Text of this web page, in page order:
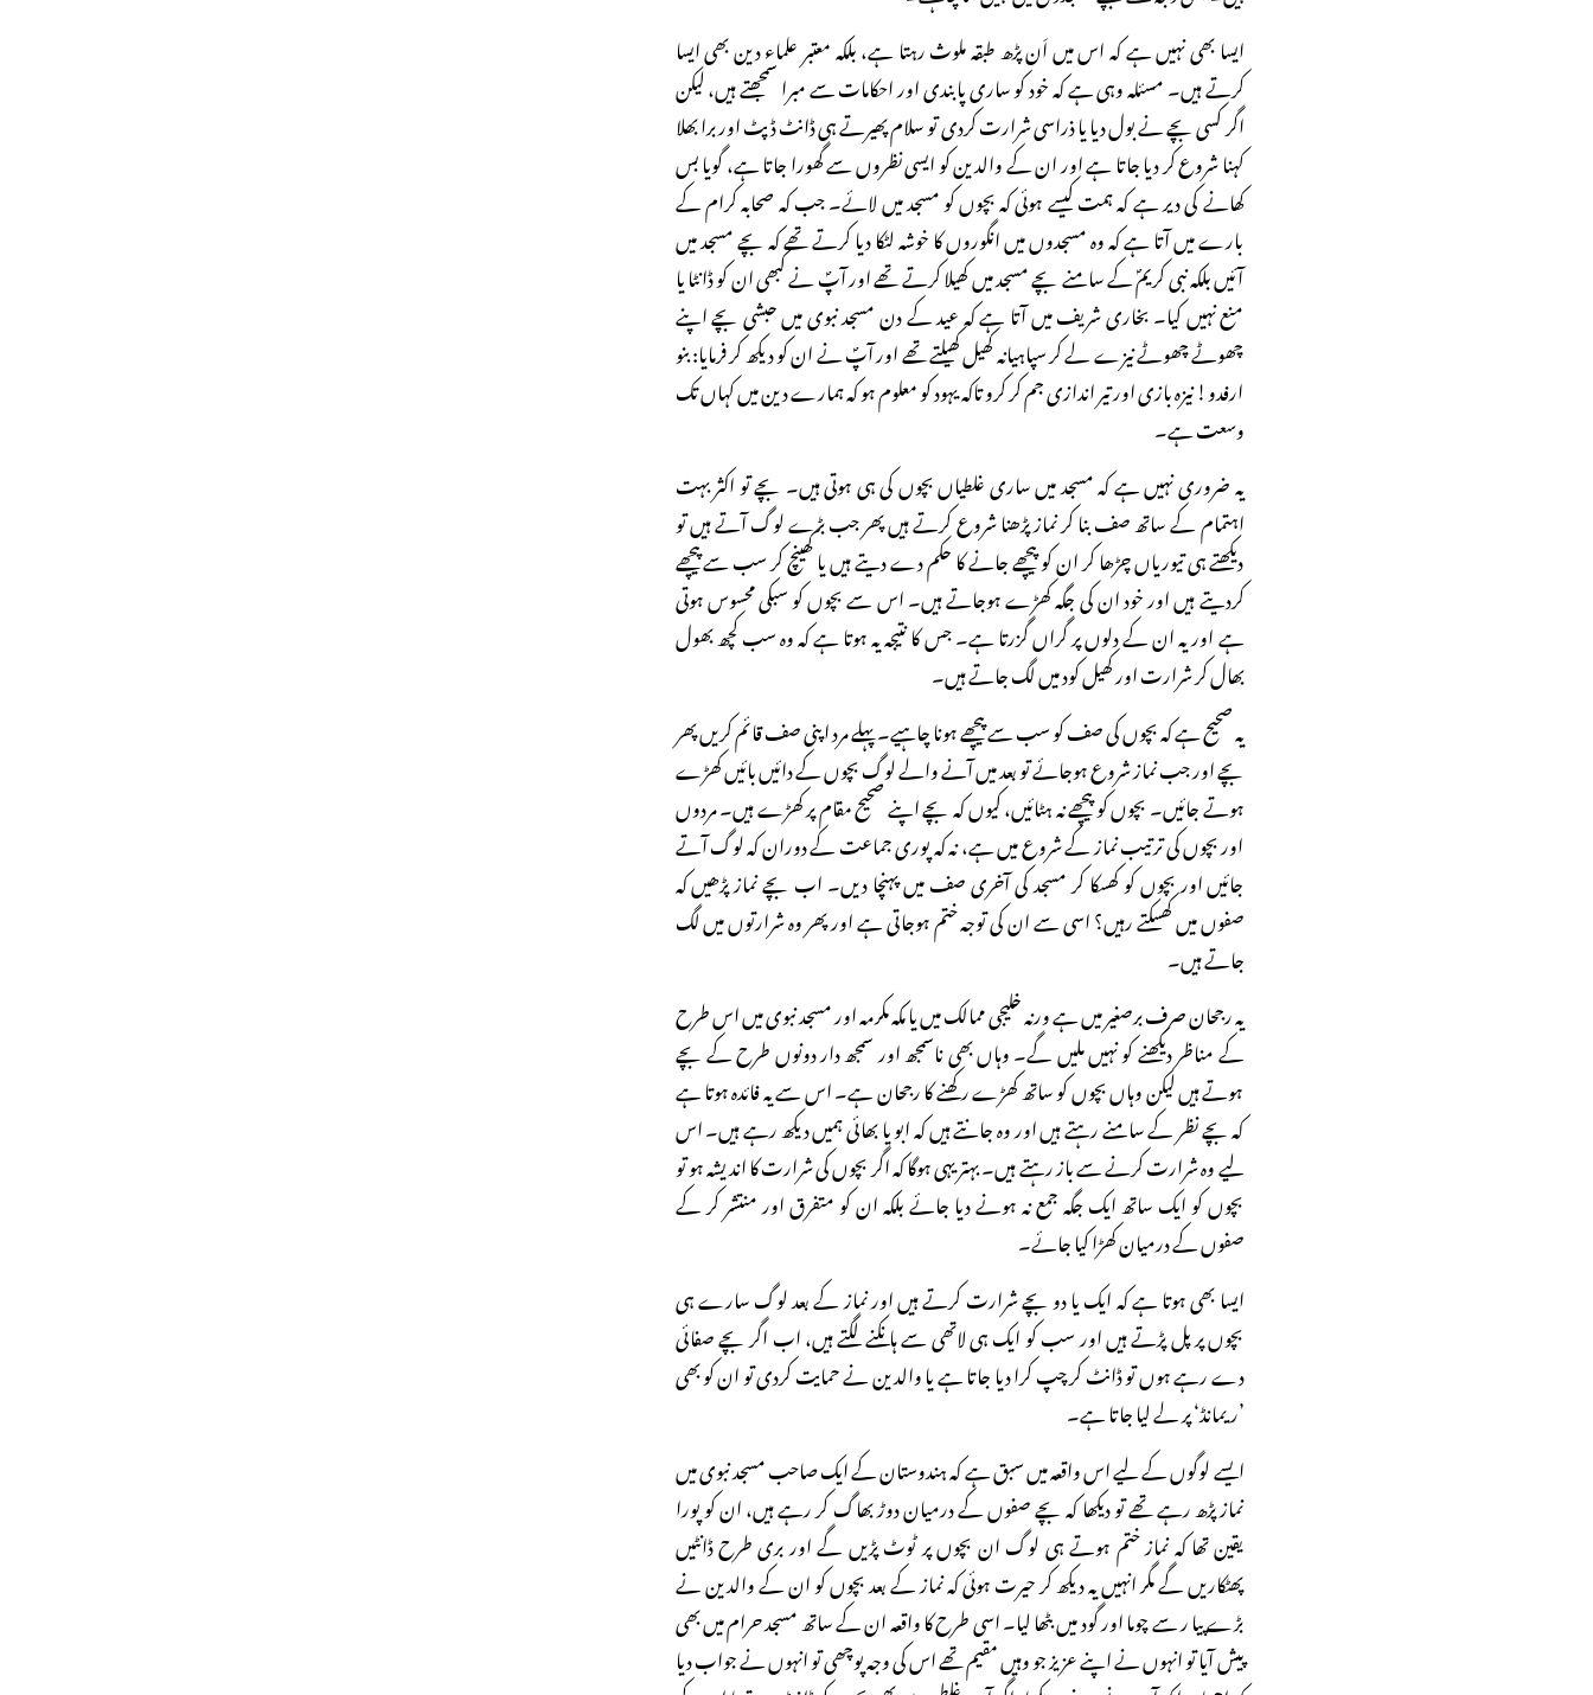
ایسا بھی نہیں ہے کہ اس میں اَن پڑھ طبقہ ملوث رہتا ہے، بلکہ معتبر علماء دین بھی ایسا
کرتے ہیں۔ مسئلہ وہی ہے کہ خود کو ساری پابندی اور احکامات سے مبرا سمجھتے ہیں، لیکن
اگر کسی بچے نے بول دیا یا ذراسی شرارت کردی تو سلام پھیرتے ہی ڈانٹ ڈپٹ اور برا بھلا
کہنا شروع کر دیا جاتا ہے اور ان کے والدین کو ایسی نظروں سے گھورا جاتا ہے، گویا بس
کھانے کی دیر ہے کہ ہمت کیسے ہوئی کہ بچوں کو مسجد میں لائے۔ جب کہ صحابہ کرام کے
بارے میں آتا ہے کہ وہ مسجدوں میں انگوروں کا خوشہ لٹکا دیا کرتے تھے کہ بچے مسجد میں
آئیں بلکہ نبی کریمؐ کے سامنے بچے مسجد میں کھیلا کرتے تھے اور آپؐ نے کبھی ان کو ڈانٹا یا
منع نہیں کیا۔ بخاری شریف میں آتا ہے کہ عید کے دن مسجد نبوی میں حبشی بچے اپنے
چھوٹے چھوٹے نیزے لے کر سپاہیانہ کھیل کھیلتے تھے اور آپؐ نے ان کو دیکھ کر فرمایا: بنو
ارفدو! نیزہ بازی اور تیر اندازی جم کر کرو تاکہ یہود کو معلوم ہو کہ ہمارے دین میں کہاں تک
وسعت ہے۔
یہ ضروری نہیں ہے کہ مسجد میں ساری غلطیاں بچوں کی ہی ہوتی ہیں۔ بچے تو اکثر بہت
اہتمام کے ساتھ صف بنا کر نماز پڑھنا شروع کرتے ہیں پھر جب بڑے لوگ آتے ہیں تو
دیکھتے ہی تیوریاں چڑھا کر ان کو پیچھے جانے کا حکم دے دیتے ہیں یا کھینچ کر سب سے پیچھے
کردیتے ہیں اور خود ان کی جگہ کھڑے ہوجاتے ہیں۔ اس سے بچوں کو سبکی محسوس ہوتی
ہے اور یہ ان کے دلوں پر گراں گزرتا ہے۔ جس کا نتیجہ یہ ہوتا ہے کہ وہ سب کچھ بھول
بھال کر شرارت اور کھیل کود میں لگ جاتے ہیں۔
یہ صحیح ہے کہ بچوں کی صف کو سب سے پیچھے ہونا چاہیے۔ پہلے مرد اپنی صف قائم کریں پھر
بچے اور جب نماز شروع ہوجائے تو بعد میں آنے والے لوگ بچوں کے دائیں بائیں کھڑے
ہوتے جائیں۔ بچوں کو پیچھے نہ ہٹائیں، کیوں کہ بچے اپنے صحیح مقام پر کھڑے ہیں۔ مردوں
اور بچوں کی ترتیب نماز کے شروع میں ہے، نہ کہ پوری جماعت کے دوران کہ لوگ آتے
جائیں اور بچوں کو کھسکا کر مسجد کی آخری صف میں پہنچا دیں۔ اب بچے نماز پڑھیں کہ
صفوں میں کھسکتے رہیں؟ اسی سے ان کی توجہ ختم ہوجاتی ہے اور پھر وہ شرارتوں میں لگ
جاتے ہیں۔
یہ رجحان صرف برصغیر میں ہے ورنہ خلیجی ممالک میں یا مکہ مکرمہ اور مسجد نبوی میں اس طرح
کے مناظر دیکھنے کو نہیں ملیں گے۔ وہاں بھی ناسمجھ اور سمجھ دار دونوں طرح کے بچے
ہوتے ہیں لیکن وہاں بچوں کو ساتھ کھڑے رکھنے کا رجحان ہے۔ اس سے یہ فائدہ ہوتا ہے
کہ بچے نظر کے سامنے رہتے ہیں اور وہ جانتے ہیں کہ ابو یا بھائی ہمیں دیکھ رہے ہیں۔ اس
لیے وہ شرارت کرنے سے باز رہتے ہیں۔ بہتر یہی ہوگا کہ اگر بچوں کی شرارت کا اندیشہ ہو تو
بچوں کو ایک ساتھ ایک جگہ جمع نہ ہونے دیا جائے بلکہ ان کو متفرق اور منتشر کر کے
صفوں کے درمیان کھڑا کیا جائے۔
ایسا بھی ہوتا ہے کہ ایک یا دو بچے شرارت کرتے ہیں اور نماز کے بعد لوگ سارے ہی
بچوں پر پل پڑتے ہیں اور سب کو ایک ہی لاتھی سے ہانکنے لگتے ہیں، اب اگر بچے صفائی
دے رہے ہوں تو ڈانٹ کر چپ کرا دیا جاتا ہے یا والدین نے حمایت کردی تو ان کو بھی
’ریمانڈ‘ پر لے لیا جاتا ہے۔
ایسے لوگوں کے لیے اس واقعہ میں سبق ہے کہ ہندوستان کے ایک صاحب مسجد نبوی میں
نماز پڑھ رہے تھے تو دیکھا کہ بچے صفوں کے درمیان دوڑ بھاگ کر رہے ہیں، ان کو پورا
یقین تھا کہ نماز ختم ہوتے ہی لوگ ان بچوں پر ٹوٹ پڑیں گے اور بری طرح ڈانٹیں
پھٹکاریں گے مگر انہیں یہ دیکھ کر حیرت ہوئی کہ نماز کے بعد بچوں کو ان کے والدین نے
بڑے پیا ر سے چوما اور گود میں بٹھا لیا۔ اسی طرح کا واقعہ ان کے ساتھ مسجد حرام میں بھی
پیش آیا تو انہوں نے اپنے عزیز جو وہیں مقیم تھے اس کی وجہ پوچھی تو انہوں نے جواب دیا